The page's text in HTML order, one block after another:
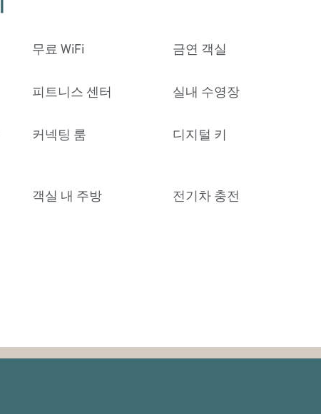
무료 WiFi 금연 객실
피트니스 센터 실내 수영장
커넥팅 룸 디지털 키
객실 내 주방 전기차 충전